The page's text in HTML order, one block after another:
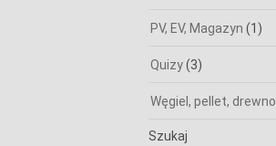
PV, EV, Magazyn (1)
Quizy(3)
Węgiel, pellet, drewno
Szukaj